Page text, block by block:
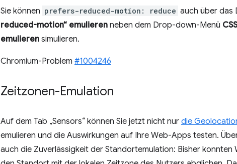
Sie können prefers-reduced-motion: reduce auch über das
reduced-motion“ emulieren neben dem Drop-down-Menü
emulieren simulieren.
Chromium-Problem #1004246
Zeitzonen-Emulation
Auf dem Tab „Sensors“ können Sie jetzt nicht nur die
emulieren und die Auswirkungen auf Ihre Web-Apps testen.
auch die Zuverlässigkeit der Standortemulation: Bisher